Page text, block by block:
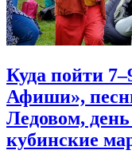
Куда пойти
Афиши»,
Ледовом,
кубинские